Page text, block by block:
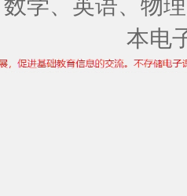
学、英语、物
本电